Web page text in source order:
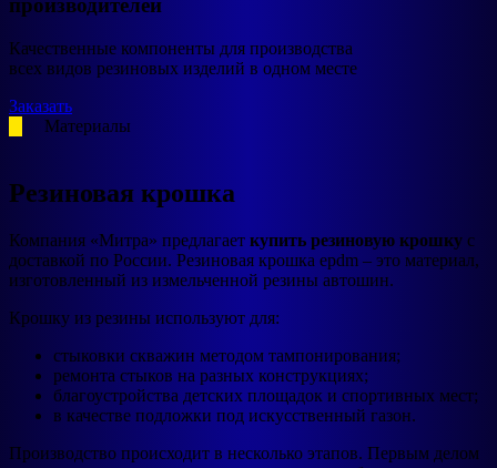
производителей
Качественные компоненты для производства
всех видов резиновых изделий в одном месте
Заказать
Материалы
Резиновая крошка
Компания «Митра» предлагает купить резиновую крошку с
доставкой по России. Резиновая крошка epdm – это материал,
изготовленный из измельченной резины автошин.
Крошку из резины используют для:
стыковки скважин методом тампонирования;
ремонта стыков на разных конструкциях;
благоустройства детских площадок и спортивных мест;
в качестве подложки под искусственный газон.
Производство происходит в несколько этапов. Первым делом